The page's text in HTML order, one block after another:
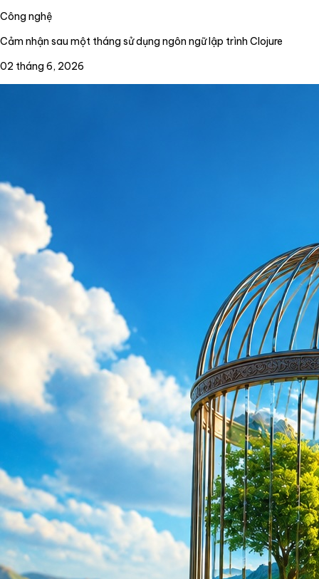
Công nghệ
Cảm nhận sau một tháng sử dụng ngôn ngữ lập trình Clojure
02 tháng 6, 2026